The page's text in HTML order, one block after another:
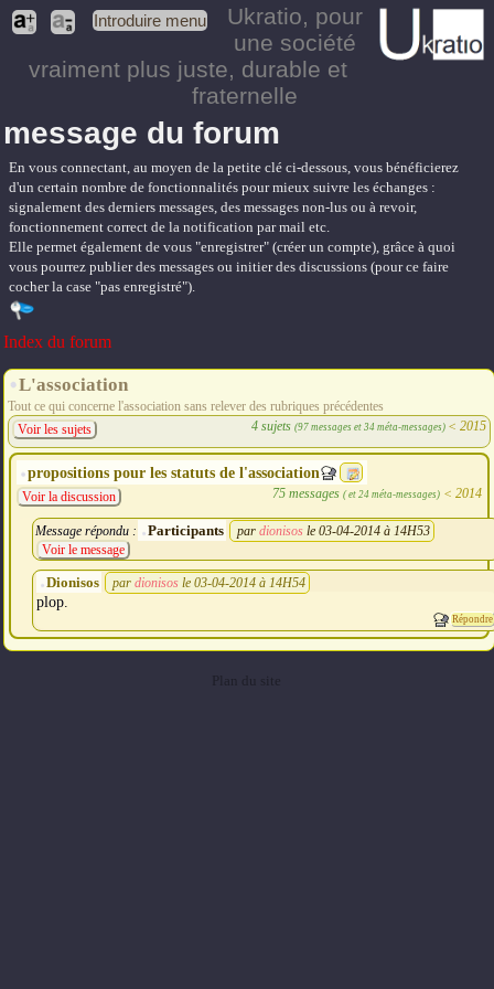
Introduire menu Ukratio, pour
une société
vraiment plus juste, durable et
fraternelle
message du forum
En vous connectant, au moyen de la petite clé ci-dessous, vous bénéficierez
d'un certain nombre de fonctionnalités pour mieux suivre les échanges :
signalement des derniers messages, des messages non-lus ou à revoir,
fonctionnement correct de la notification par mail etc.
Elle permet également de vous "enregistrer" (créer un compte), grâce à quoi
vous pourrez publier des messages ou initier des discussions (pour ce faire
cocher la case "pas enregistré").
Index du forum
L'association
Tout ce qui concerne l'association sans relever des rubriques précédentes
4 sujets (97 messages et 34 méta-messages) < 2015
Voir les sujets
propositions pour les statuts de l'association
75 messages ( et 24 méta-messages)< 2014
Voir la discussion
Message répondu : Participants par dionisos le 03-04-2014 à 14H53
Voir le message
Dionisos par dionisos le 03-04-2014 à 14H54
plop.
Répondre
Plan du site